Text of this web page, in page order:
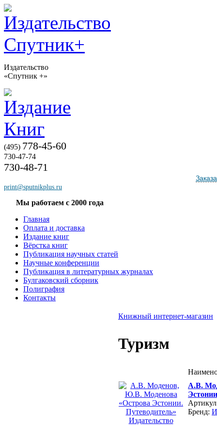
Издательство
«Спутник +»
(495) 778-45-60
730-47-74
730-48-71
print@sputnikplus.ru
Мы работаем с 2000 года
Главная
Оплата и доставка
Издание книг
Вёрстка книг
Публикация научных статей
Научные конференции
Публикация в литературных журналах
Булгаковский сборник
Полиграфия
Контакты
Книжный интернет-магазин
Туризм
А.В.
Бренд: